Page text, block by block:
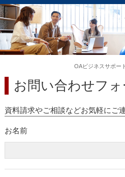
OAビジネスサポー
お問い合わせフォ
資料請求やご相談などお気軽にご
お名前